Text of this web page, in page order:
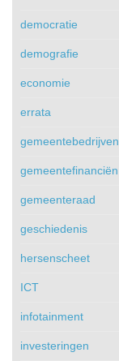
democratie
demografie
economie
errata
gemeentebedrijven
gemeentefinanciën
gemeenteraad
geschiedenis
hersenscheet
ICT
infotainment
investeringen